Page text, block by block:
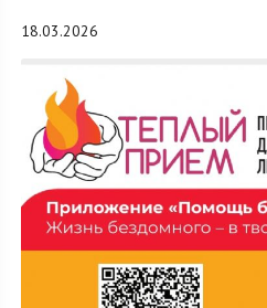
18.03.2026